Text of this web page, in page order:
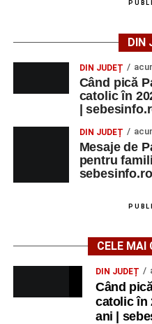
de Federico Fellini și Tullio
MARȚI, 25
Grădina
Raica” Sebeș
„Armonia
cu artele plastice,
– Proiecție
„Anotimpurile”de Antonio
MIERCURI, 26
Copiii în
DIN
DIN JUDEȚ
Când pică
catolic în
|
DIN JUDEȚ
Mesaje de
pentru
sebesinfo.ro
CELE MAI
DIN JUDEȚ
Când
catolic în
ani |